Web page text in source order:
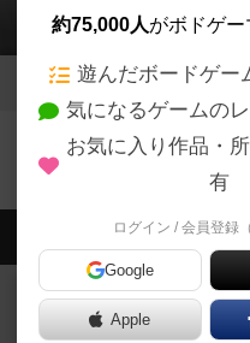
1
ルクソール：マミ
会員
レビュー
約75,000人がボドゲー
遊んだボードゲー
気になるゲームの
お気に入り作品・
有
ログイン / 会員登録
Google
Apple